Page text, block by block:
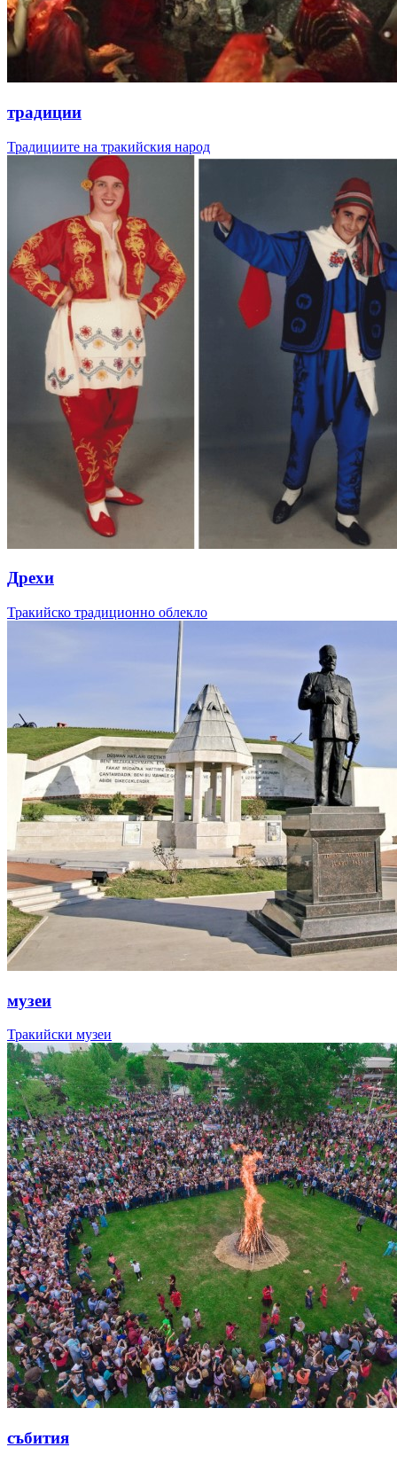
традиции
Традициите на тракийския народ
Дрехи
Тракийско традиционно облекло
музеи
Тракийски музеи
събития